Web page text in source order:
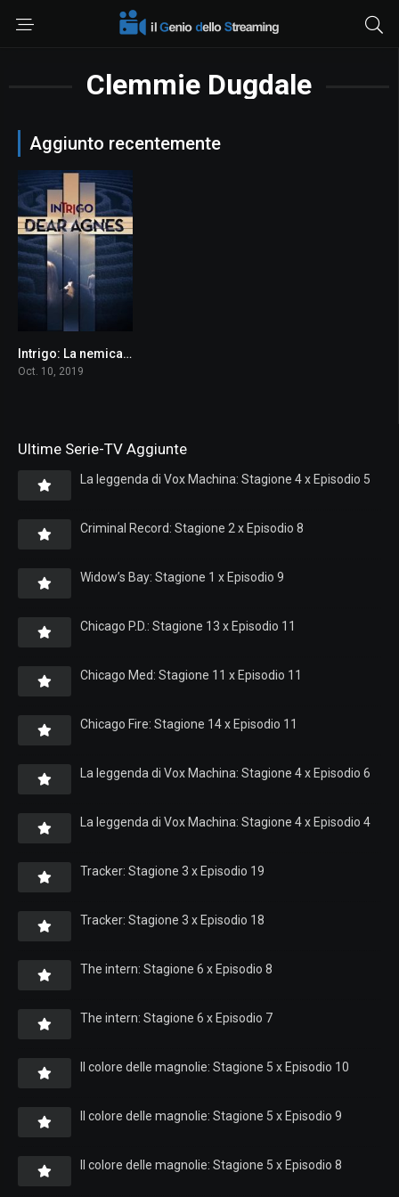
Clemmie Dugdale
Aggiunto recentemente
5Intrigo: La nemica del cuore
Oct. 10, 2019
Ultime Serie-TV Aggiunte
La leggenda di Vox Machina: Stagione 4 x Episodio 5
Criminal Record: Stagione 2 x Episodio 8
Widow’s Bay: Stagione 1 x Episodio 9
Chicago P.D.: Stagione 13 x Episodio 11
Chicago Med: Stagione 11 x Episodio 11
Chicago Fire: Stagione 14 x Episodio 11
La leggenda di Vox Machina: Stagione 4 x Episodio 6
La leggenda di Vox Machina: Stagione 4 x Episodio 4
Tracker: Stagione 3 x Episodio 19
Tracker: Stagione 3 x Episodio 18
The intern: Stagione 6 x Episodio 8
The intern: Stagione 6 x Episodio 7
Il colore delle magnolie: Stagione 5 x Episodio 10
Il colore delle magnolie: Stagione 5 x Episodio 9
Il colore delle magnolie: Stagione 5 x Episodio 8